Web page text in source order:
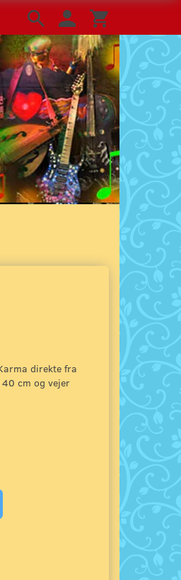
direkte fra
cm og vejer